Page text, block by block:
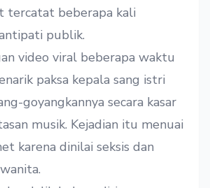
tercatat beberapa kali
publik.
video viral beberapa waktu
paksa kepala sang istri
goyangkannya secara kasar
musik. Kejadian itu menuai
karena dinilai seksis dan